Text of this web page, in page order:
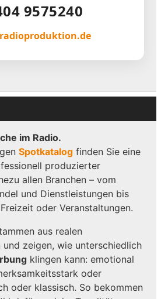
9575240
im Radio.
Spotkatalogfinden Sie eine
produzierter
allen Branchen – vom
und Dienstleistungen bis
oder Veranstaltungen.
aus realen
zeigen, wie unterschiedlich
klingen kann: emotional
oder
oder klassisch. So bekommen